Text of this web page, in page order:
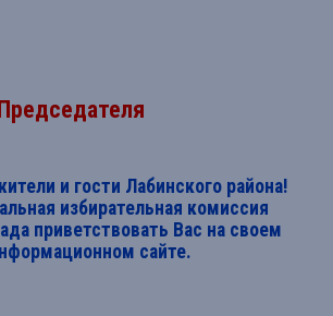
и гости Лабинского района!
избирательная комиссия
приветствовать Вас на своем
сайте.